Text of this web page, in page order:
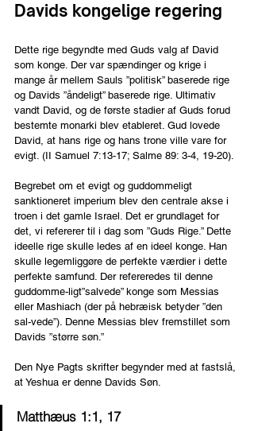
Davids kongelige regering
Dette rige begyndte med Guds valg af David
som konge. Der var spændinger og krige i
mange år mellem Sauls ”politisk” baserede rige
og Davids ”åndeligt” baserede rige. Ultimativ
vandt David, og de første stadier af Guds forud
bestemte monarki blev etableret. Gud lovede
David, at hans rige og hans trone ville vare for
evigt. (II Samuel 7:13-17; Salme 89: 3-4, 19-20).
Begrebet om et evigt og guddommeligt
sanktioneret imperium blev den centrale akse i
troen i det gamle Israel. Det er grundlaget for
det, vi refererer til i dag som ”Guds Rige.” Dette
ideelle rige skulle ledes af en ideel konge. Han
skulle legemliggøre de perfekte værdier i dette
perfekte samfund. Der refereredes til denne
guddomme-ligt”salvede” konge som Messias
eller Mashiach (der på hebræisk betyder ”den
sal-vede”). Denne Messias blev fremstillet som
Davids ”større søn.”
Den Nye Pagts skrifter begynder med at fastslå,
at Yeshua er denne Davids Søn.
Matthæus 1:1, 17